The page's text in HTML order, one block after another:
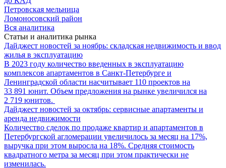
Петровская мельница
Ломоносовский район
Вся аналитика
Статьи и аналитика рынка
Дайджест новостей за ноябрь: складская недвижимость и ввод
жилья в эксплуатацию
В 2023 году количество введенных в эксплуатацию
комплексов апартаментов в Санкт-Петербурге и
Ленинградской области насчитывает 110 проектов на
33 891 юнит. Объем предложения на рынке увеличился на
2 719 юнитов.
Дайджест новостей за октябрь: сервисные апартаменты и
аренда недвижимости
Количество сделок по продаже квартир и апартаментов в
Петербургской агломерации увеличилось за месяц на 17%,
выручка при этом выросла на 18%. Средняя стоимость
квадратного метра за месяц при этом практически не
изменилась.